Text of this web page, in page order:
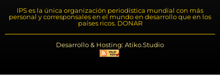
IPS es la única organización periodística mundial con más
personal y corresponsales en el mundo en desarrollo que en los
países ricos. DONAR
Desarrollo & Hosting: Atiko.Studio